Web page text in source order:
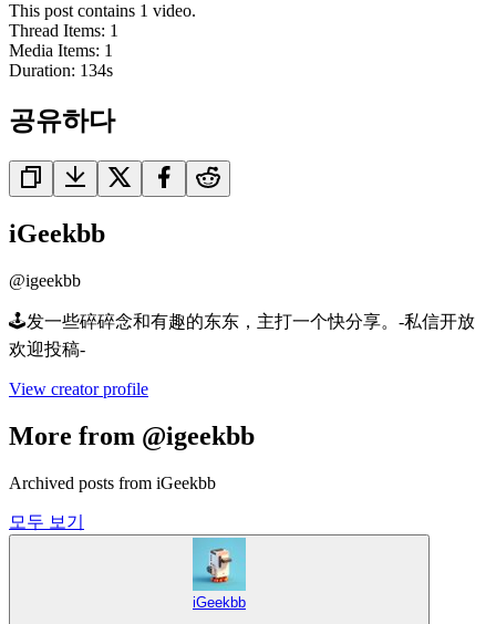
This post contains 1 video.
Thread Items: 1
Media Items: 1
Duration: 134s
공유하다
iGeekbb
@igeekbb
🕹️发一些碎碎念和有趣的东东，主打一个快分享。-私信开放
欢迎投稿-
View creator profile
More from @igeekbb
Archived posts from iGeekbb
모두 보기
iGeekbb